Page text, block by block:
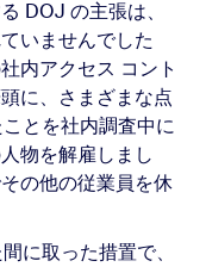
DOJ の主張は、
いませんでした
内アクセス コント
に、さまざまな点
とを社内調査中に
物を解雇しまし
の他の従業員を休
に取った措置で、